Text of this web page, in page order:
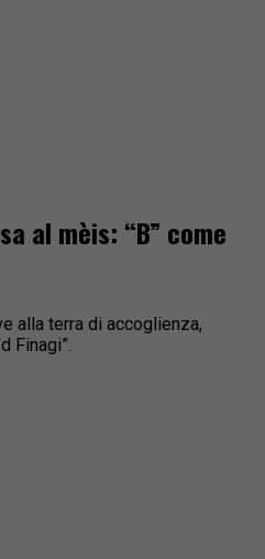
al mèis: “B” come
alla terra di accoglienza,
Finagi”.